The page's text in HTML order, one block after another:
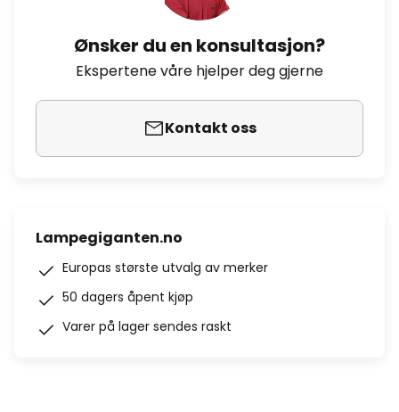
Ønsker du en konsultasjon?
Ekspertene våre hjelper deg gjerne
Kontakt oss
Lampegiganten.no
Europas største utvalg av merker
50 dagers åpent kjøp
Varer på lager sendes raskt